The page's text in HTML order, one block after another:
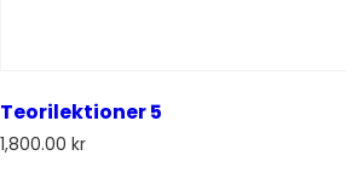
Teorilektioner 5
1,800.00 kr